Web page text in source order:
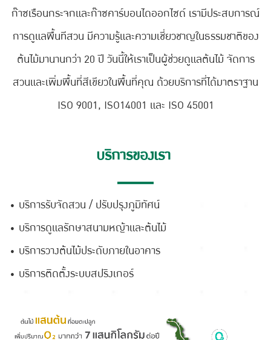
ก๊าซเรือนกระจกและก๊าซคาร์บอนไดออกไซด์ เรามีประสบการณ์
การดูแลพื้นทีสวน มีความรู้และความเชี่ยวชาญในธรรมชาติของ
ต้นไม้มานานกว่า 20 ปี วันนี้ให้เราเป็นผู้ช่วยดูแลต้นไม้ จัดการ
สวนและเพิ่มพื้นที่สีเขียวในพื้นที่คุณ ด้วยบริการที่ได้มาตราฐาน
ISO 9001, ISO14001 และ ISO 45001
บริการของเรา
• บริการรับจัดสวน / ปรับปรุงภูมิทัศน์
• บริการดูแลรักษาสนามหญ้าและต้นไม้
• บริการวางต้นไม้ประดับภายในอาคาร
• บริการติดตั้งระบบสปริงเกอร์